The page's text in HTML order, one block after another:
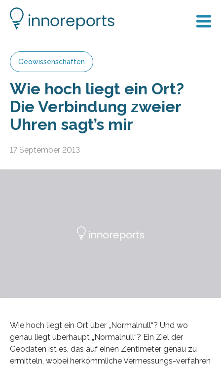
Geowissenschaften
Wie hoch liegt ein Ort?
Die Verbindung zweier
Uhren sagt’s mir
17 September 2013
Wie hoch liegt ein Ort über „Normalnull“? Und wo
genau liegt überhaupt „Normalnull“? Ein Ziel der
Geodäten ist es, das auf einen Zentimeter genau zu
ermitteln, wobei herkömmliche Vermessungs-verfahren